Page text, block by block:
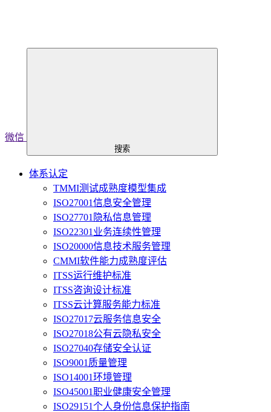
微信
搜索
体系认定
TMMI测试成熟度模型集成
ISO27001信息安全管理
ISO27701隐私信息管理
ISO22301业务连续性管理
ISO20000信息技术服务管理
CMMI软件能力成熟度评估
ITSS运行维护标准
ITSS咨询设计标准
ITSS云计算服务能力标准
ISO27017云服务信息安全
ISO27018公有云隐私安全
ISO27040存储安全认证
ISO9001质量管理
ISO14001环境管理
ISO45001职业健康安全管理
ISO29151个人身份信息保护指南